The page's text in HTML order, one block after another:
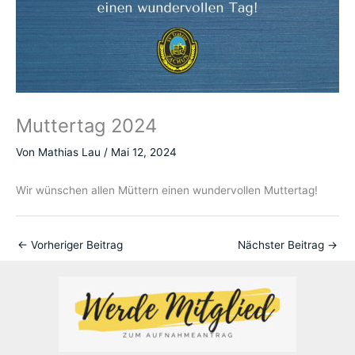
Muttertag 2024
Von Mathias Lau / Mai 12, 2024
Wir wünschen allen Müttern einen wundervollen Muttertag!
← Vorheriger Beitrag Nächster Beitrag →